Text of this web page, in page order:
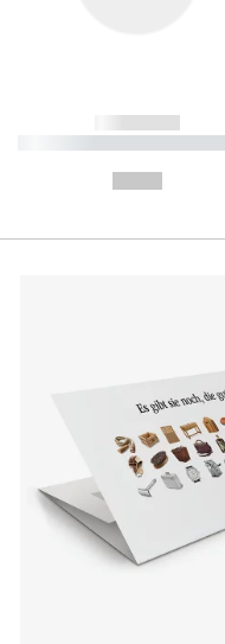
------------
----------- -----------